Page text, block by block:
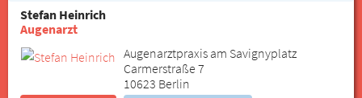
Stefan Heinrich
Augenarzt
Augenarztpraxis am Savignyplatz
Carmerstraße 7
10623 Berlin